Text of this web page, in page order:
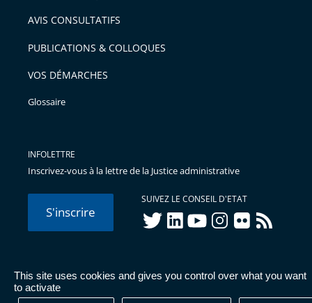
This site uses cookies and gives you control over what you want
to activate
AVIS CONSULTATIFS
PUBLICATIONS & COLLOQUES
VOS DÉMARCHES
Glossaire
INFOLETTRE
Inscrivez-vous à la lettre de la Justice administrative
S'inscrire
SUIVEZ LE CONSEIL D'ETAT
twitterlinkedInyoutubeinstagram
flickr rss
© Conseil d'État 2026 - Mentions légales
Données
personnelles-Publications administratives-Accessibilité :